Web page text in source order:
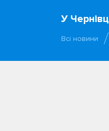
У
Всі новини